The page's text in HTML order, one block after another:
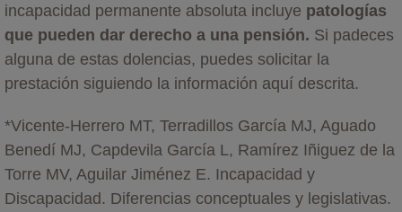
incapacidad permanente absoluta incluye patologías
que pueden dar derecho a una pensión. Si padeces
alguna de estas dolencias, puedes solicitar la
prestación siguiendo la información aquí descrita.
*Vicente-Herrero MT, Terradillos García MJ, Aguado
Benedí MJ, Capdevila García L, Ramírez Iñiguez de la
Torre MV, Aguilar Jiménez E. Incapacidad y
Discapacidad. Diferencias conceptuales y legislativas.